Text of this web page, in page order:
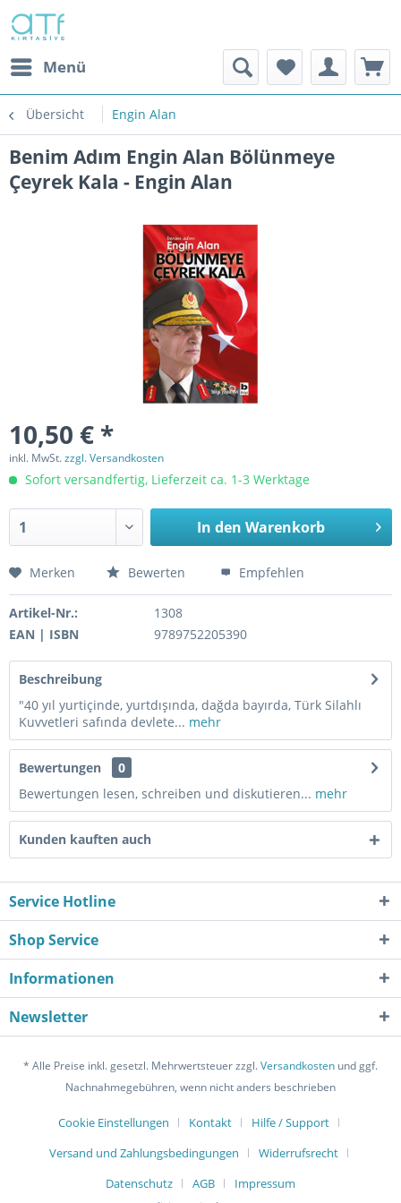
Menü
Übersicht Engin Alan
Benim Adım Engin Alan Bölünmeye
Çeyrek Kala - Engin Alan
10,50 € *
inkl. MwSt.zzgl. Versandkosten
Sofort versandfertig, Lieferzeit ca. 1-3 Werktage
In den Warenkorb
Merken Bewerten Empfehlen
Artikel-Nr.:
1308
EAN | ISBN
9789752205390
Beschreibung
"40 yıl yurtiçinde, yurtdışında, dağda bayırda, Türk Silahlı
Kuvvetleri safında devlete... mehr
Bewertungen
0
Bewertungen lesen, schreiben und diskutieren... mehr
Kunden kauften auch
Service Hotline
Shop Service
Informationen
Newsletter
* Alle Preise inkl. gesetzl. Mehrwertsteuer zzgl.Versandkosten und ggf.
Nachnahmegebühren, wenn nicht anders beschrieben
Cookie Einstellungen Kontakt
Hilfe / Support
Versand und Zahlungsbedingungen
Widerrufsrecht
Datenschutz
AGB
Impressum